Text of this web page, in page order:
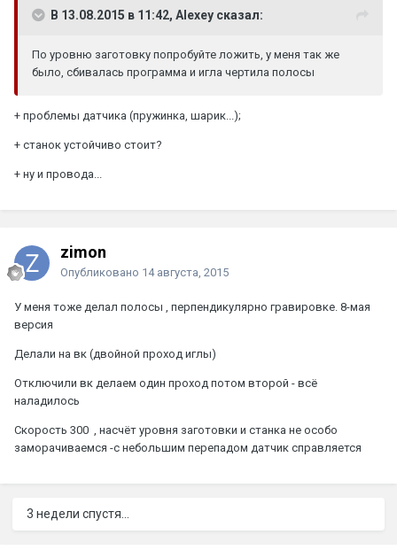
В 13.08.2015 в 11:42, Alexey сказал:
По уровню заготовку попробуйте ложить, у меня так же
было, сбивалась программа и игла чертила полосы
+ проблемы датчика (пружинка, шарик...);
+ станок устойчиво стоит?
+ ну и провода...
zimon
Опубликовано 14 августа, 2015
У меня тоже делал полосы , перпендикулярно гравировке. 8-мая
версия
Делали на вк (двойной проход иглы)
Отключили вк делаем один проход потом второй - всё
наладилось
Скорость 300 , насчёт уровня заготовки и станка не особо
заморачиваемся -с небольшим перепадом датчик справляется
3 недели спустя...